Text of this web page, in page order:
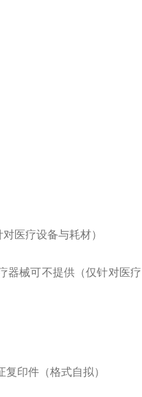
对医疗设备与耗材）
器械可不提供 （仅针对医疗
复印件（格式自拟）